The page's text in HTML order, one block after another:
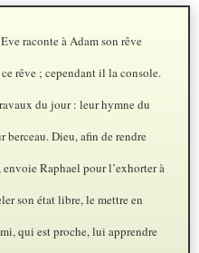
raconte à Adam son rêve
rêve ; cependant il la console.
du jour : leur hymne du
berceau. Dieu, afin de rendre
Raphael pour l’exhorter à
son état libre, le mettre en
qui est proche, lui apprendre